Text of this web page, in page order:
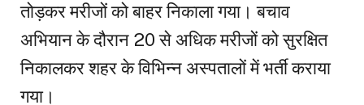
तोड़कर मरीजों को बाहर निकाला गया। बचाव
अभियान के दौरान 20 से अधिक मरीजों को सुरक्षित
निकालकर शहर के विभिन्न अस्पतालों में भर्ती कराया
गया।